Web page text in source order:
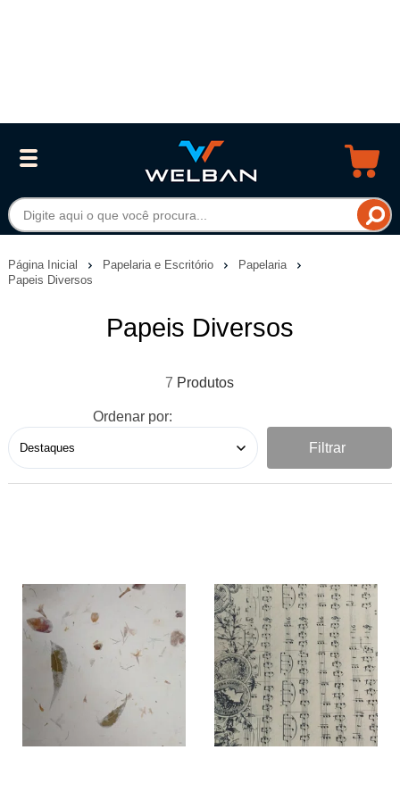
Página Inicial Papelaria e Escritório
Papelaria
Papeis Diversos
Papeis Diversos
7
Ordenar por:
Filtrar